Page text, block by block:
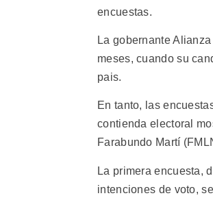
encuestas.
La gobernante
meses, cuando su
pais.
En tanto, las
contienda electoral
Farabundo Martí
La primera encuesta,
intenciones de voto,